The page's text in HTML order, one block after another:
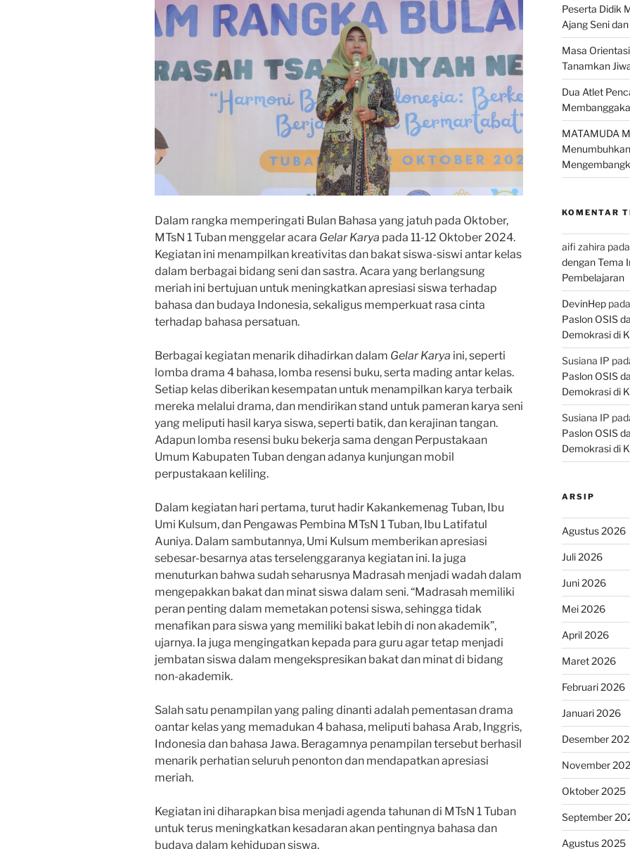
Dalam rangka memperingati Bulan Bahasa yang jatuh pada Oktober,
MTsN 1 Tuban menggelar acara Gelar Karya pada 11-12 Oktober 2024.
Kegiatan ini menampilkan kreativitas dan bakat siswa-siswi antar kelas
dalam berbagai bidang seni dan sastra. Acara yang berlangsung
meriah ini bertujuan untuk meningkatkan apresiasi siswa terhadap
bahasa dan budaya Indonesia, sekaligus memperkuat rasa cinta
terhadap bahasa persatuan.
Berbagai kegiatan menarik dihadirkan dalam Gelar Karya ini, seperti
lomba drama 4 bahasa, lomba resensi buku, serta mading antar kelas.
Setiap kelas diberikan kesempatan untuk menampilkan karya terbaik
mereka melalui drama, dan mendirikan stand untuk pameran karya seni
yang meliputi hasil karya siswa, seperti batik, dan kerajinan tangan.
Adapun lomba resensi buku bekerja sama dengan Perpustakaan
Umum Kabupaten Tuban dengan adanya kunjungan mobil
perpustakaan keliling.
Dalam kegiatan hari pertama, turut hadir Kakankemenag Tuban, Ibu
Umi Kulsum, dan Pengawas Pembina MTsN 1 Tuban, Ibu Latifatul
Auniya. Dalam sambutannya, Umi Kulsum memberikan apresiasi
sebesar-besarnya atas terselenggaranya kegiatan ini. Ia juga
menuturkan bahwa sudah seharusnya Madrasah menjadi wadah dalam
mengepakkan bakat dan minat siswa dalam seni. “Madrasah memiliki
peran penting dalam memetakan potensi siswa, sehingga tidak
menafikan para siswa yang memiliki bakat lebih di non akademik”,
ujarnya. Ia juga mengingatkan kepada para guru agar tetap menjadi
jembatan siswa dalam mengekspresikan bakat dan minat di bidang
non-akademik.
Salah satu penampilan yang paling dinanti adalah pementasan drama
oantar kelas yang memadukan 4 bahasa, meliputi bahasa Arab, Inggris,
Indonesia dan bahasa Jawa. Beragamnya penampilan tersebut berhasil
menarik perhatian seluruh penonton dan mendapatkan apresiasi
meriah.
Kegiatan ini diharapkan bisa menjadi agenda tahunan di MTsN 1 Tuban
untuk terus meningkatkan kesadaran akan pentingnya bahasa dan
budaya dalam kehidupan siswa.
Peserta Didik
Ajang Seni
Masa
Tanamkan
Dua Atlet
MATAMUDA
KOMENTAR
aifi zahira pada
dengan Tema
Pembelajaran
DevinHeppada
Paslon OSIS
Demokrasi di
Susiana IP
Paslon OSIS
Demokrasi di
Susiana IP
Paslon OSIS
Demokrasi di
ARSIP
Agustus 2026
Juli 2026
Juni 2026
Mei 2026
April 2026
Maret 2026
Februari 2026
Januari 2026
Desember
November
Oktober 2025
September
Agustus 2025